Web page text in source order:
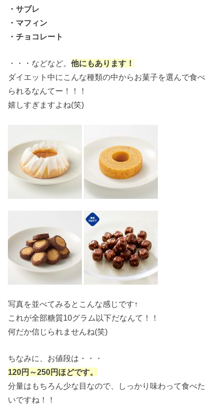
・サブレ
・マフィン
・チョコレート
・・・などなど。他にもあります！
ダイエット中にこんな種類の中からお菓子を選んで食べ
られるなんてー！！！
嬉しすぎますよね(笑)
写真を並べてみるとこんな感じです↑
これが全部糖質10グラム以下だなんて！！
何だか信じられませんね(笑)
ちなみに、お値段は・・・
120円～250円ほどです。
分量はもちろん少な目なので、しっかり味わって食べた
いですね！！